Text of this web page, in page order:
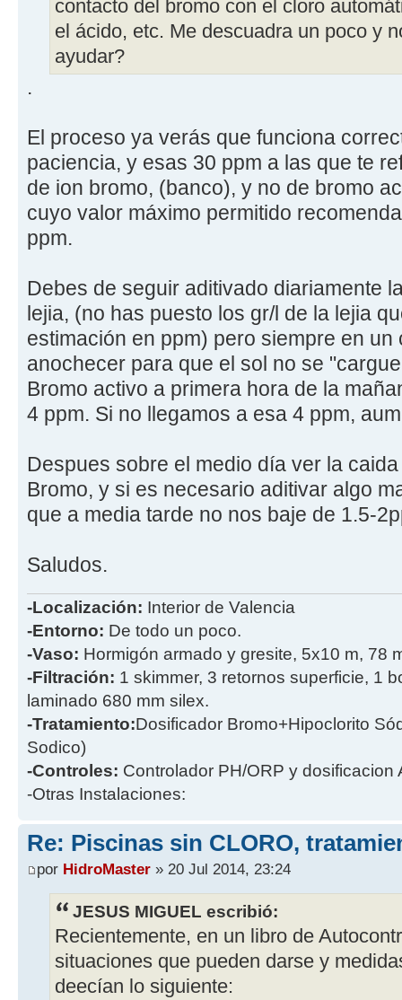
contacto del bromo con el cloro
el ácido, etc. Me descuadra un poco y
ayudar?
.
El proceso ya verás que funciona
paciencia, y esas 30 ppm a las que te
de ion bromo, (banco), y no de bromo
cuyo valor máximo permitido
ppm.
Debes de seguir aditivado diariamente
lejia, (no has puesto los gr/l de la lejia
estimación en ppm) pero siempre en un
anochecer para que el sol no se
Bromo activo a primera hora de la
4 ppm. Si no llegamos a esa 4 ppm,
Despues sobre el medio día ver la
Bromo, y si es necesario aditivar algo
que a media tarde no nos baje de 1.5-
Saludos.
-Localización: Interior de Valencia
-Entorno: De todo un poco.
-Vaso: Hormigón armado y gresite, 5x10 m, 78
-Filtración: 1 skimmer, 3 retornos superficie, 1
laminado 680 mm silex.
-Tratamiento:Dosificador Bromo+Hipoclorito
Sodico)
-Controles: Controlador PH/ORP y dosificacion
-Otras Instalaciones:
Re: Piscinas sin CLORO,
por HidroMaster » 20 Jul 2014, 23:24
JESUS MIGUEL escribió:
Recientemente, en un libro de
situaciones que pueden darse y
deecían lo siguiente: